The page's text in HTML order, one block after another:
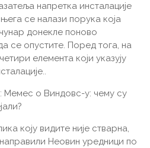
напретка инсталације
се налази порука која
донекле поново
се опустите. Поред тога, на
елемента који указују
Мемес о Виндовс-у: чему су
коју видите није стварна,
направили Неовин уредници по